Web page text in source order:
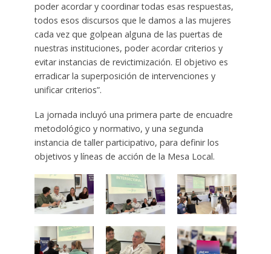
poder acordar y coordinar todas esas respuestas,
todos esos discursos que le damos a las mujeres
cada vez que golpean alguna de las puertas de
nuestras instituciones, poder acordar criterios y
evitar instancias de revictimización. El objetivo es
erradicar la superposición de intervenciones y
unificar criterios”.
La jornada incluyó una primera parte de encuadre
metodológico y normativo, y una segunda
instancia de taller participativo, para definir los
objetivos y líneas de acción de la Mesa Local.